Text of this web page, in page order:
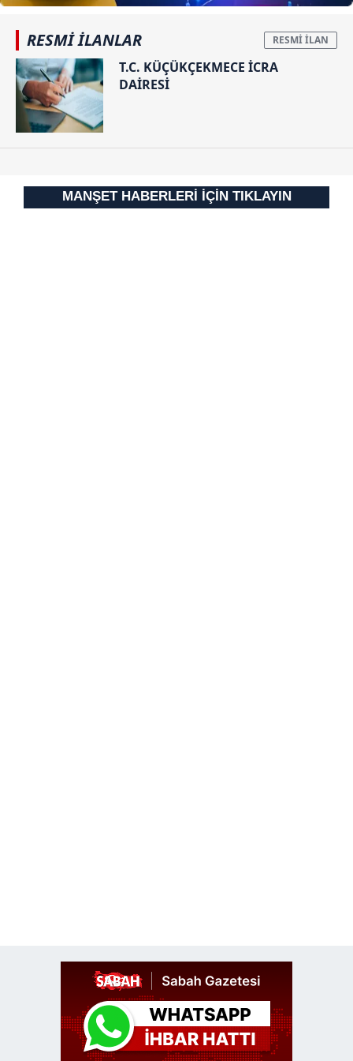
RESMİ İLANLAR
T.C. KÜÇÜKÇEKMECE İCRA
DAİRESİ
MANŞET HABERLERİ İÇİN TIKLAYIN